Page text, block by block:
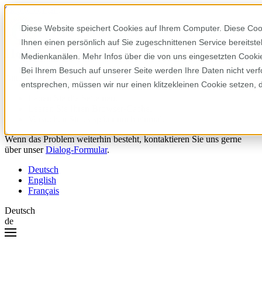
Diese Website speichert Cookies auf Ihrem Computer. Diese
Ihnen einen persönlich auf Sie zugeschnittenen Service
Medienkanälen. Mehr Infos über die von uns eingesetzten
Bei Ihrem Besuch auf unserer Seite werden Ihre Daten nicht
entsprechen, müssen wir nur einen klitzekleinen Cookie
Skip to content
Hoppla! Da ist etwas schiefgelaufen.
Wenn das Problem weiterhin besteht, kontaktieren Sie uns gerne
über unserDialog-Formular.
Deutsch
English
Français
Deutsch
de